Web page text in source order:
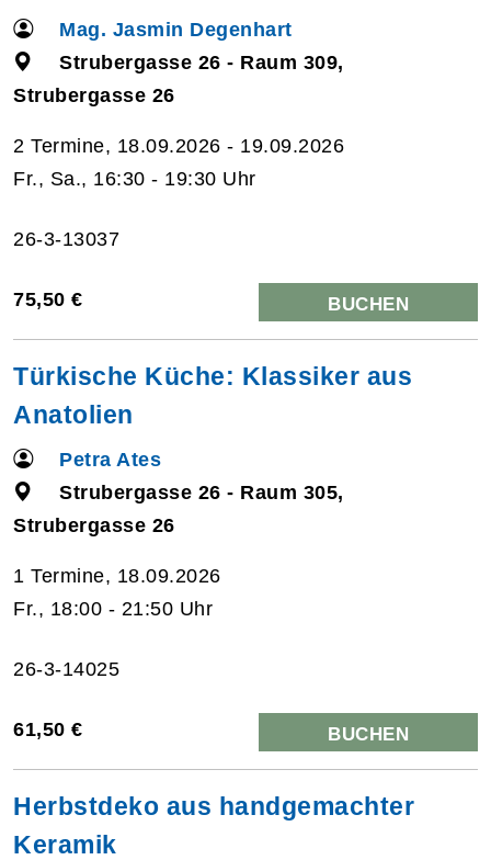
Mag. Jasmin Degenhart
Strubergasse 26 - Raum 309,
Strubergasse 26
2 Termine, 18.09.2026 - 19.09.2026
Fr., Sa., 16:30 - 19:30 Uhr
26-3-13037
75,50 € BUCHEN
Türkische Küche: Klassiker aus
Anatolien
Petra Ates
Strubergasse 26 - Raum 305,
Strubergasse 26
1 Termine, 18.09.2026
Fr., 18:00 - 21:50 Uhr
26-3-14025
61,50 € BUCHEN
Herbstdeko aus handgemachter
Keramik